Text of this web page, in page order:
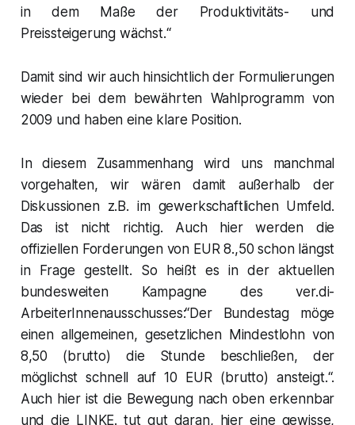
in dem Maße der Produktivitäts- und
Preissteigerung wächst.“
Damit sind wir auch hinsichtlich der Formulierungen
wieder bei dem bewährten Wahlprogramm von
2009 und haben eine klare Position.
In diesem Zusammenhang wird uns manchmal
vorgehalten, wir wären damit außerhalb der
Diskussionen z.B. im gewerkschaftlichen Umfeld.
Das ist nicht richtig. Auch hier werden die
offiziellen Forderungen von EUR 8.,50 schon längst
in Frage gestellt. So heißt es in der aktuellen
bundesweiten Kampagne des ver.di-
ArbeiterInnenausschusses:“Der Bundestag möge
einen allgemeinen, gesetzlichen Mindestlohn von
8,50 (brutto) die Stunde beschließen, der
möglichst schnell auf 10 EUR (brutto) ansteigt.“.
Auch hier ist die Bewegung nach oben erkennbar
und die LINKE. tut gut daran, hier eine gewisse,